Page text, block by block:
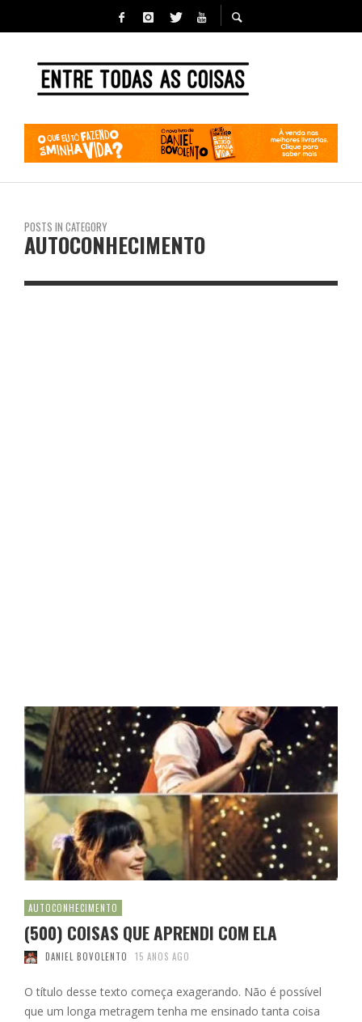
POSTS IN CATEGORY
AUTOCONHECIMENTO
AUTOCONHECIMENTO
(500) COISAS QUE APRENDI COM ELA
DANIEL BOVOLENTO 15 ANOS AGO
O título desse texto começa exagerando. Não é possível
que um longa metragem tenha me ensinado tanta coisa